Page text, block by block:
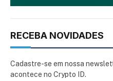
RECEBA NOVIDADES
Cadastre-se em nossa
acontece no Crypto ID.